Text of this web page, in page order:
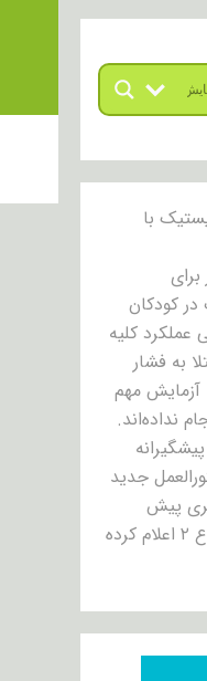
با
کودکان
عملکرد کلیه
به فشار
آزمایش مهم
نداده‌اند.
جدید
پیش
دیابت و دیابت نوع ۲ اعلام کرده